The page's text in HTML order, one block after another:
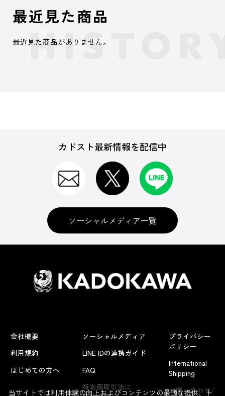
よくあるお問い合わせ
最近見た商品
最近見た商品がありません。
カドスト最新情報を配信中
ソーシャルメディア一覧
会社概要
利用規約
はじめての方へ
ソーシャルメディア
LINE IDの連携ガイド
FAQ
特定商取引法に
プライバシー
ポリシー
International
Shipping
お問い合わせ/
当サイトでは利用体験の向上およびコンテンツの最適な提供、ト